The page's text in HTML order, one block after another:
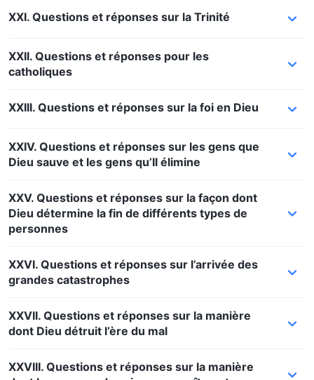
XXI. Questions et réponses sur la Trinité
XXII. Questions et réponses pour les
catholiques
XXIII. Questions et réponses sur la foi en Dieu
XXIV. Questions et réponses sur les gens que
Dieu sauve et les gens qu’Il élimine
XXV. Questions et réponses sur la façon dont
Dieu détermine la fin de différents types de
personnes
XXVI. Questions et réponses sur l’arrivée des
grandes catastrophes
XXVII. Questions et réponses sur la manière
dont Dieu détruit l’ère du mal
XXVIII. Questions et réponses sur la manière